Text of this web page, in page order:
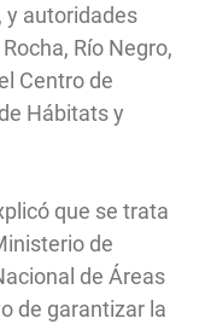
y autoridades
Río Negro,
Centro de
Hábitats y
que se trata
de
de Áreas
de garantizar la